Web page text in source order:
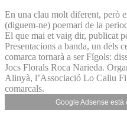
En una clau molt diferent, però
(diguem-ne) poemari de la
El que mai et vaig dir, publicat
Presentacions a banda, un dels
comarca tornarà a ser Fígols:
Jocs Florals Roca Narieda.
Alinyà, l’Associació Lo Caliu
comarcals.
Google Adsense està